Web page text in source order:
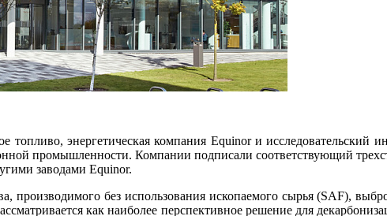
топливо, энергетическая компания Equinor и исследовательский
промышленности. Компании подписали соответствующий
заводами Equinor.
производимого без использования ископаемого сырья (SAF),
как наиболее перспективное решение для